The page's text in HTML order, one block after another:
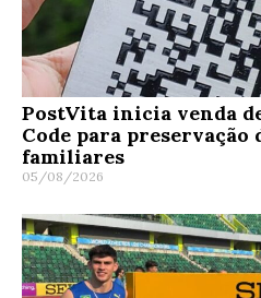
PostVita inicia venda
Code para
familiares
05/08/2026